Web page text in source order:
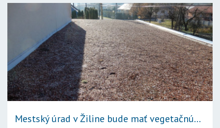
Mestský úrad v Žiline bude mať vegetačnú...